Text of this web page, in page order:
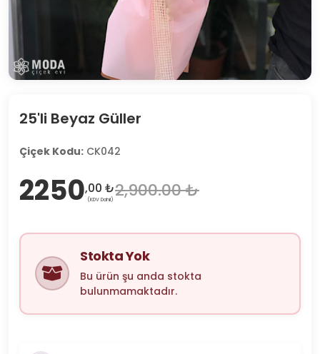
25'li Beyaz Güller
Çiçek Kodu: CK042
2250,00 ₺
(KDV Dahil) 2,900.00 ₺
Stokta Yok
Bu ürün şu anda stokta
bulunmamaktadır.